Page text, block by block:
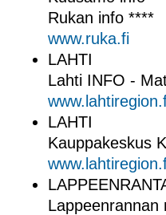
Rukan info ****
www.ruka.fi
LAHTI
Lahti INFO -
LAHTI
Kauppakeskus
Lappeenrannan